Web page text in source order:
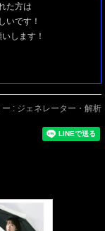
た方は
いです！
します！
ー : ジェネレーター・解析